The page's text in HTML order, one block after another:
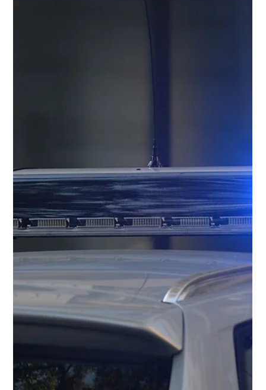
19.5.2025
Insights from 643 Victims and Survivors